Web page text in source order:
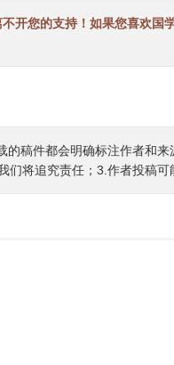
开您的支持！如果您喜欢国
的稿件都会明确标注作者和
们将追究责任；3.作者投稿可